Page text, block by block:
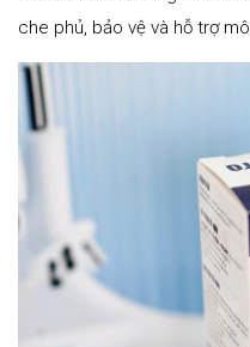
che phủ, bảo vệ và hỗ trợ